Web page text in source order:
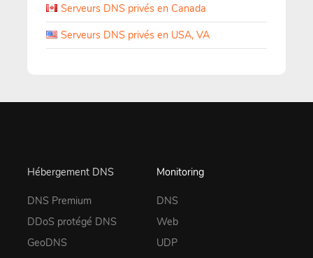
Serveurs DNS privés en Canada
Serveurs DNS privés en USA, VA
Hébergement DNS
DNS Premium
DDoS protégé DNS
GeoDNS
Monitoring
DNS
Web
UDP